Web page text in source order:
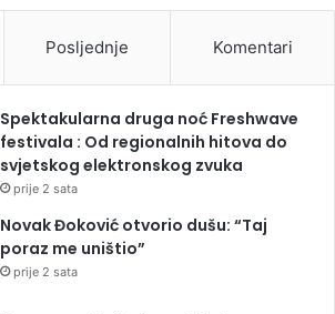
Posljednje Komentari
Spektakularna druga noć Freshwave
festivala : Od regionalnih hitova do
svjetskog elektronskog zvuka
prije 2 sata
Novak Đoković otvorio dušu: “Taj
poraz me uništio”
prije 2 sata